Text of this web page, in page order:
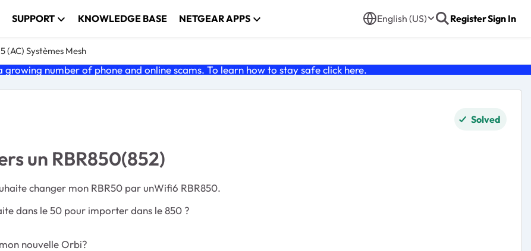
SUPPORT KNOWLEDGE BASE NETGEAR APPS English (US) RegisterSign In
(AC) Systèmes Mesh
growing number of phone and online scams. To learn how to stay safe click here.
Solved
un RBR850(852)
changer mon RBR50 par unWifi6 RBR850.
dans le 50 pour importer dans le 850 ?
nouvelle Orbi?